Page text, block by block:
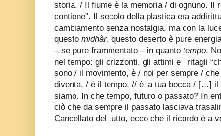
storia. / Il ﬁume è la memoria / di ognuno. Il
contiene”. Il secolo della plastica era
cambiamento senza nostalgia, ma con la
questo midhàr, questo deserto è pure
– se pure frammentato – in quanto tempo.
nel tempo: gli orizzonti, gli attimi e i ritagli
sono / il movimento, è / noi per sempre /
diventa, / è il tempo, // è la tua bocca / […] il
siamo. In che tempo, futuro o passato? In
ciò che da sempre il passato lasciava
Cancellato del tutto, ecco che il ricordo è a